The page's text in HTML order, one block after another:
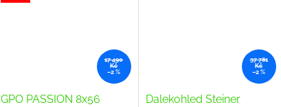
17 490
Kč
–2 %
GPO PASSION 8x56
37 781
Kč
–2 %
Dalekohled Steiner